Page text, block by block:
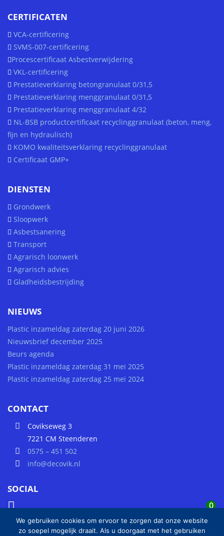
0
CERTIFICATEN
VCA-certificering
SVMS-007-certificering
Procescertificaat Asbestverwijdering
VKL-certificering
Prestatieverklaring betongranulaat 0/31,5
Prestatieverklaring menggranulaat 0/31,5
Prestatieverklaring menggranulaat 4/32
NL-BSB productcertificaat recyclinggranulaat (beton, meng,
fijn en hydraulisch)
KOMO kwaliteitsverklaring recyclinggranulaat
Certificaat GMP+
DIENSTEN
Grondwerk
Sloopwerk
Asbestsanering
Transport
Agrarisch loonwerk
Agrarisch advies
Gladheidsbestrijding
NIEUWS
Plastic inzameldag zaterdag 20 juni 2026
Nieuwsbrief december 2025
Beurs agenda
Plastic inzameldag zaterdag 31 mei 2025
Plastic inzameldag zaterdag 25 mei 2024
CONTACT
Covikseweg 3
7221 CM Steenderen
0575 – 451 502
info@decovik.nl
SOCIAL
We gebruiken cookies om ervoor te zorgen dat onze website
zo soepel mogelijk draait. Als u doorgaat met het gebruiken